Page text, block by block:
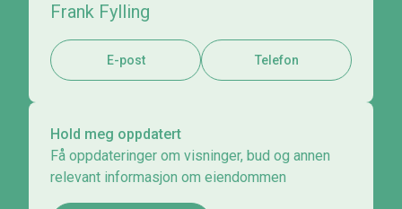
Frank Fylling
E-post Telefon
Hold meg oppdatert
Få oppdateringer om visninger, bud og annen
relevant informasjon om eiendommen